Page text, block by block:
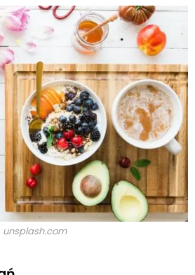
unsplash.com